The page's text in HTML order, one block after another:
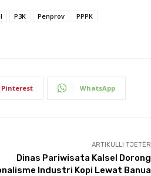
P3K Penprov
PPPK
Pinterest WhatsApp
ARTIKULLI TJETËR
Dinas Pariwisata Kalsel Dorong
Industri Kopi Lewat Banua